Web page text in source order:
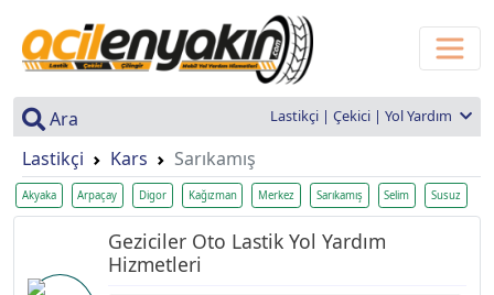
Ara Lastikçi | Çekici | Yol Yardım
Lastikçi Kars Sarıkamış
Akyaka Arpaçay Digor Kağızman Merkez Sarıkamış Selim Susuz
Geziciler Oto Lastik Yol Yardım
Hizmetleri